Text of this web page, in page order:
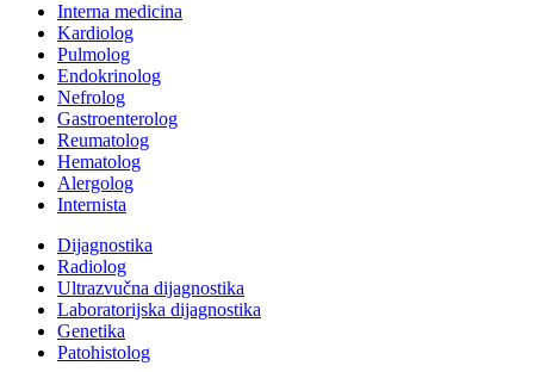
Interna medicina
Kardiolog
Pulmolog
Endokrinolog
Nefrolog
Gastroenterolog
Reumatolog
Hematolog
Alergolog
Internista
Dijagnostika
Radiolog
Ultrazvučna dijagnostika
Laboratorijska dijagnostika
Genetika
Patohistolog